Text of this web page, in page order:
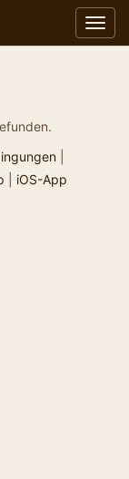
iOS-App